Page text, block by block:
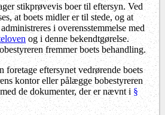
stikprøvevis boer til eftersyn. Ved
at boets midler er til stede, og at
i overensstemmelse med
og i denne bekendtgørelse.
fremmer boets behandling.
foretage eftersynet vedrørende boets
kontor eller pålægge bobestyreren
de dokumenter, der er nævnt i§